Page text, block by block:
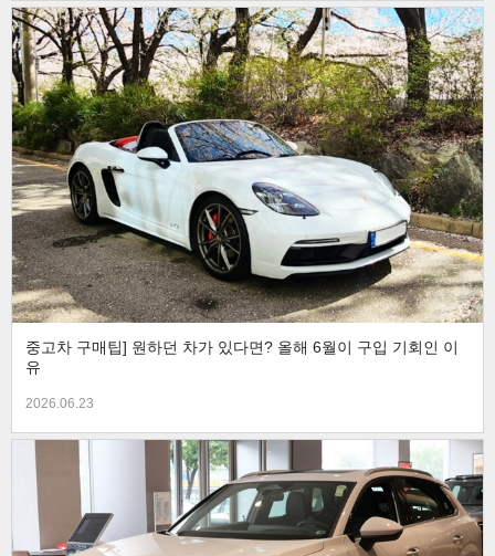
중고차 구매팁] 원하던 차가 있다면? 올해 6월이 구입 기회인 이
유
2026.06.23